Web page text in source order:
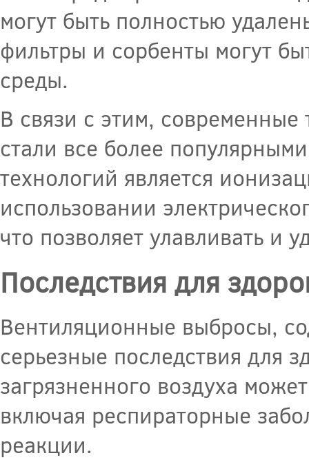
могут быть полностью
фильтры и сорбенты могут
среды.
В связи с этим,
стали все более
технологий является
использовании
что позволяет улавливать и
Последствия для
Вентиляционные выбросы,
серьезные последствия для
загрязненного воздуха
включая респираторные
реакции.